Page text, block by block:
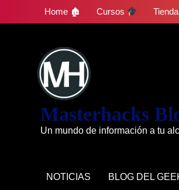
Home 🏚 Cursos Tienda
Masterhacks
Un mundo de información a tu
NOTICIAS BLOG DEL